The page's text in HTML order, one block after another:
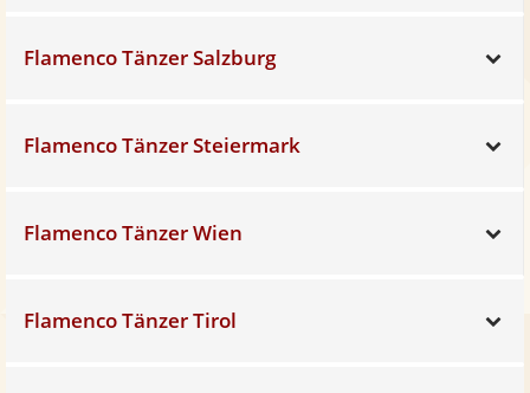
Flamenco Tänzer Salzburg
Flamenco Tänzer Steiermark
Flamenco Tänzer Wien
Flamenco Tänzer Tirol